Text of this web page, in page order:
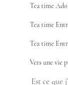
Tea time
Tea time
Tea time
Vers une vie
Est ce que